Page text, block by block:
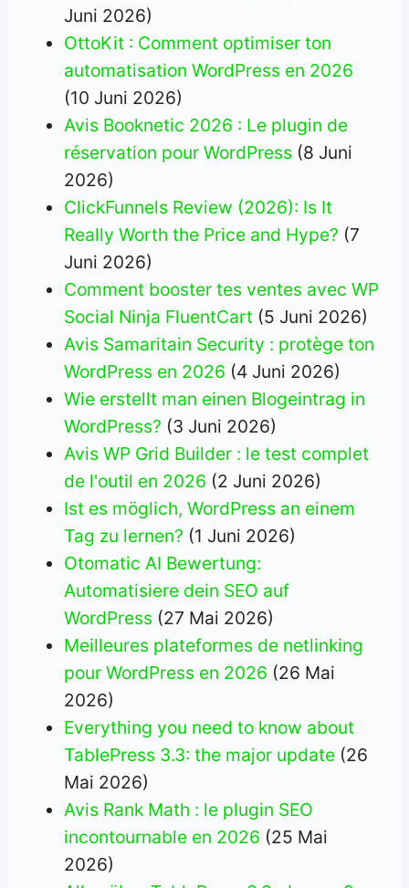
Juni 2026)
OttoKit : Comment optimiser ton
automatisation WordPress en 2026
(10 Juni 2026)
Avis Booknetic 2026 : Le plugin de
réservation pour WordPress (8 Juni
2026)
ClickFunnels Review (2026): Is It
Really Worth the Price and Hype? (7
Juni 2026)
Comment booster tes ventes avec WP
Social Ninja FluentCart (5 Juni 2026)
Avis Samaritain Security : protège ton
WordPress en 2026 (4 Juni 2026)
Wie erstellt man einen Blogeintrag in
WordPress? (3 Juni 2026)
Avis WP Grid Builder : le test complet
de l'outil en 2026 (2 Juni 2026)
Ist es möglich, WordPress an einem
Tag zu lernen? (1 Juni 2026)
Otomatic AI Bewertung:
Automatisiere dein SEO auf
WordPress (27 Mai 2026)
Meilleures plateformes de netlinking
pour WordPress en 2026 (26 Mai
2026)
Everything you need to know about
TablePress 3.3: the major update (26
Mai 2026)
Avis Rank Math : le plugin SEO
incontournable en 2026 (25 Mai
2026)